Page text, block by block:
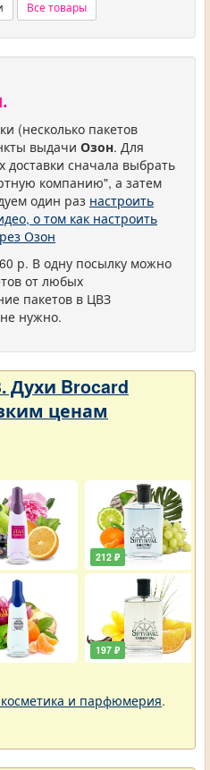
Все товары
(несколько пакетов
выдачи Озон. Для
доставки сначала выбрать
компанию", а затем
один раз настроить
о том как настроить
Озон
р. В одну посылку можно
от любых
пакетов в ЦВЗ
нужно.
Духи Brocard
ценам
212 ₽
197 ₽
и парфюмерия.